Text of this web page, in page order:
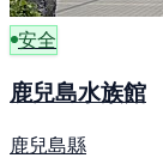
安全
鹿兒島水族館
鹿兒島縣